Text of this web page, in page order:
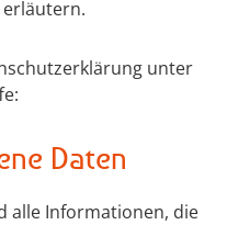
unter
Daten
alle Informationen, die